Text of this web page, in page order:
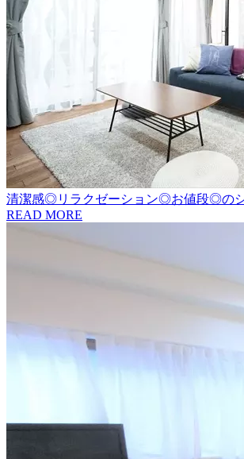
清潔感◎リラクゼーション◎お値段◎の
READ MORE